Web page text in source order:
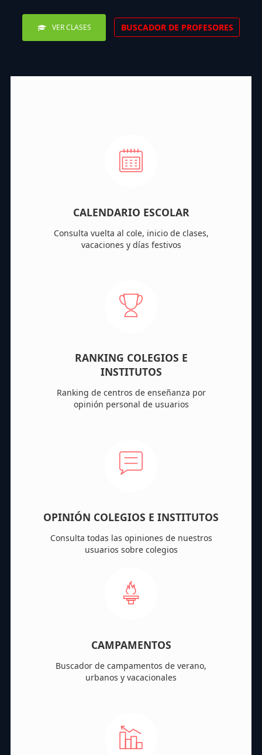
VER CLASES BUSCADOR DE PROFESORES
CALENDARIO ESCOLAR
Consulta vuelta al cole, inicio de clases,
vacaciones y días festivos
RANKING COLEGIOS E
INSTITUTOS
Ranking de centros de enseñanza por
opinión personal de usuarios
OPINIÓN COLEGIOS E INSTITUTOS
Consulta todas las opiniones de nuestros
usuarios sobre colegios
CAMPAMENTOS
Buscador de campamentos de verano,
urbanos y vacacionales